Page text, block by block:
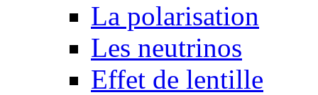
La polarisation
Les neutrinos
Effet de lentille